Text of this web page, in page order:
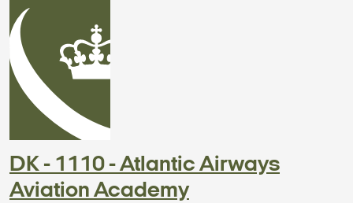
DK - 1110 - Atlantic Airways
Aviation Academy